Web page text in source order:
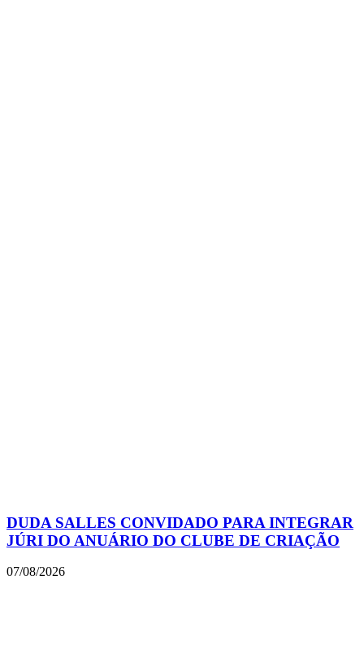
DUDA SALLES CONVIDADO PARA INTEGRAR
JÚRI DO ANUÁRIO DO CLUBE DE CRIAÇÃO
07/08/2026